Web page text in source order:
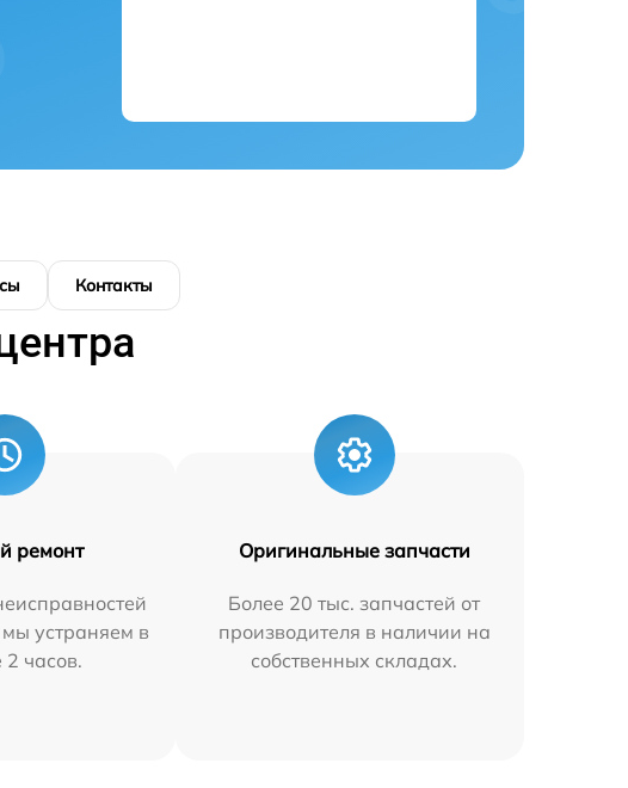
Контакты
ремонт
устраняем в
2 часов.
Оригинальные запчасти
Более 20 тыс. запчастей от
производителя в наличии на
собственных складах.